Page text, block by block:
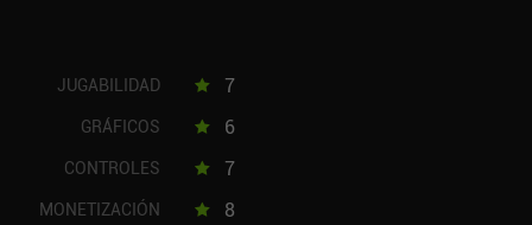
JUGABILIDAD 7
GRÁFICOS 6
CONTROLES 7
MONETIZACIÓN 8